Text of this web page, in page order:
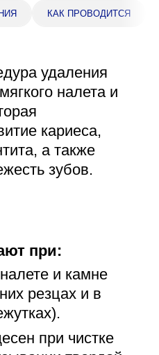
67
КАК ПРОВОДИТСЯ
удаления
налета и
кариеса,
а также
зубов.
при:
и камне
резцах и в
при чистке